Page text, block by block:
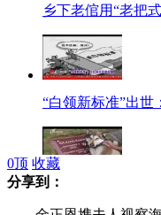
乡下老倌用“老把
“白领新标准”出世
狗狗在主人奶奶坟
0顶 收藏
分享到：